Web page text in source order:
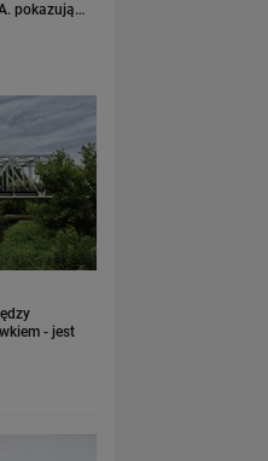
pokazują…
- jest